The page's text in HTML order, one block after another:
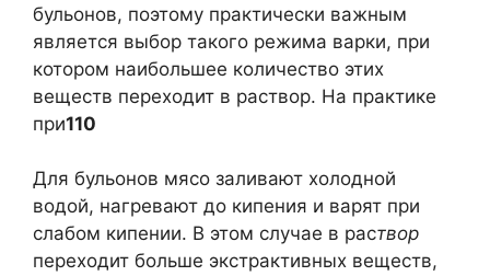
бульонов, поэтому практически важным
является выбор такого режима варки, при
котором наибольшее количество этих
веществ переходит в раствор. На практике
при110
Для бульонов мясо заливают холодной
водой, нагревают до кипения и варят при
слабом кипении. В этом случае в раствор
переходит больше экстрактивных веществ,